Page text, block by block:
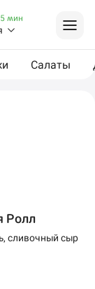
мин
Салаты
Ролл
сливочный сыр